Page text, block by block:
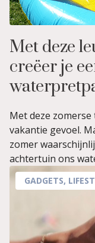
Met deze
creëer je
Met deze
vakantie gevoel.
zomer
achtertuin ons
GADGETS,